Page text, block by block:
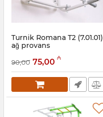
Turnik Romana T2 (7.01.01)
ağ provans
001002049
90,00 75,00 ₼